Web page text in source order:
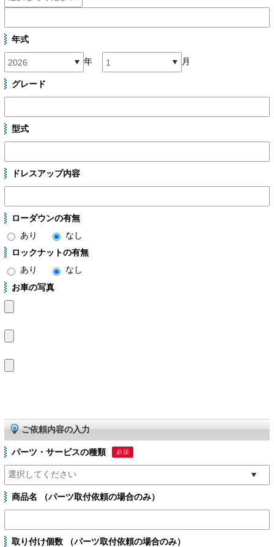
年式
月
グレード
型式
ドレスアップ内容
ローダウンの有無
あり
なし
ロックナットの有無
あり
なし
お車の写真
ご依頼内容の入力
パーツ・サービスの種類 必須
商品名 （パーツ取付依頼の場合のみ）
取り付け個数 （パーツ取付依頼の場合のみ）